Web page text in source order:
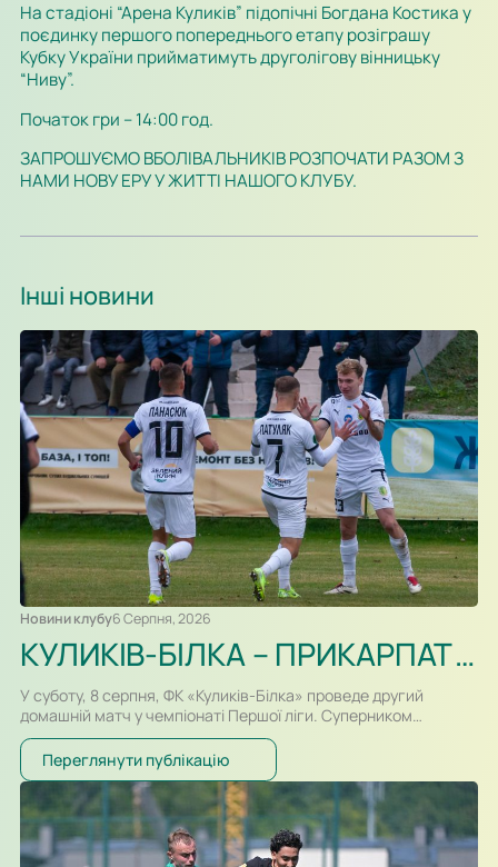
На стадіоні “Арена Куликів” підопічні Богдана Костика у
поєдинку першого попереднього етапу розіграшу
Кубку України прийматимуть друголігову вінницьку
“Ниву”.
Початок гри – 14:00 год.
ЗАПРОШУЄМО ВБОЛІВАЛЬНИКІВ РОЗПОЧАТИ РАЗОМ З
НАМИ НОВУ ЕРУ У ЖИТТІ НАШОГО КЛУБУ.
Інші новини
Новини клубу6 Серпня, 2026
КУЛИКІВ-БІЛКА – ПРИКАРПАТТЯ-БЛАГО. ПРЕВ’Ю, ВІДЕОТРАНСЛЯЦІЯ
У суботу, 8 серпня, ФК «Куликів-Білка» проведе другий
домашній матч у чемпіонаті Першої ліги. Суперником
команди Сергія Атласюка стане івано-франківське
«Прикарпаття-Благо». Поєдинок на «Арені Куликів»
розпочнеться о 16:30. Для суперників це буде перша
офіційна зустріч в історії. Раніше команди перетиналися
лише у контрольних матчах. Старт сезону для команд
вийшов різним. Новачок Першої ліги «Куликів-Білка» у…
Переглянути публікацію